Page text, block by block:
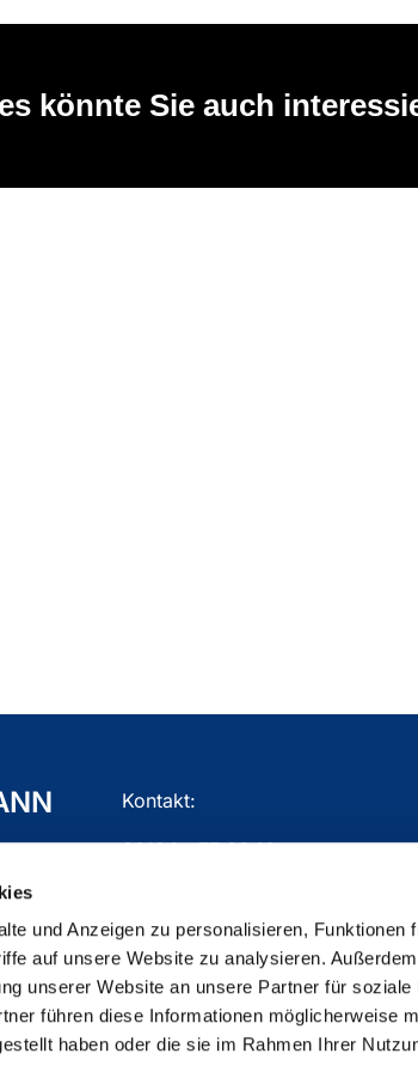
und Anzeigen zu personalisieren, Funktionen
auf unsere Website zu analysieren.
unserer Website an unsere Partner für soziale
führen diese Informationen möglicherweise
haben oder die sie im Rahmen Ihrer
könnte Sie auch
Kontakt:
02104 - 77 03 10
ChurchDesk-Login